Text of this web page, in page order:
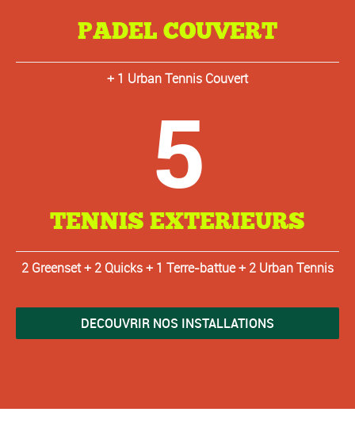
PADEL COUVERT
+ 1 Urban Tennis Couvert
5
TENNIS EXTERIEURS
2 Greenset + 2 Quicks + 1 Terre-battue + 2 Urban Tennis
DECOUVRIR NOS INSTALLATIONS